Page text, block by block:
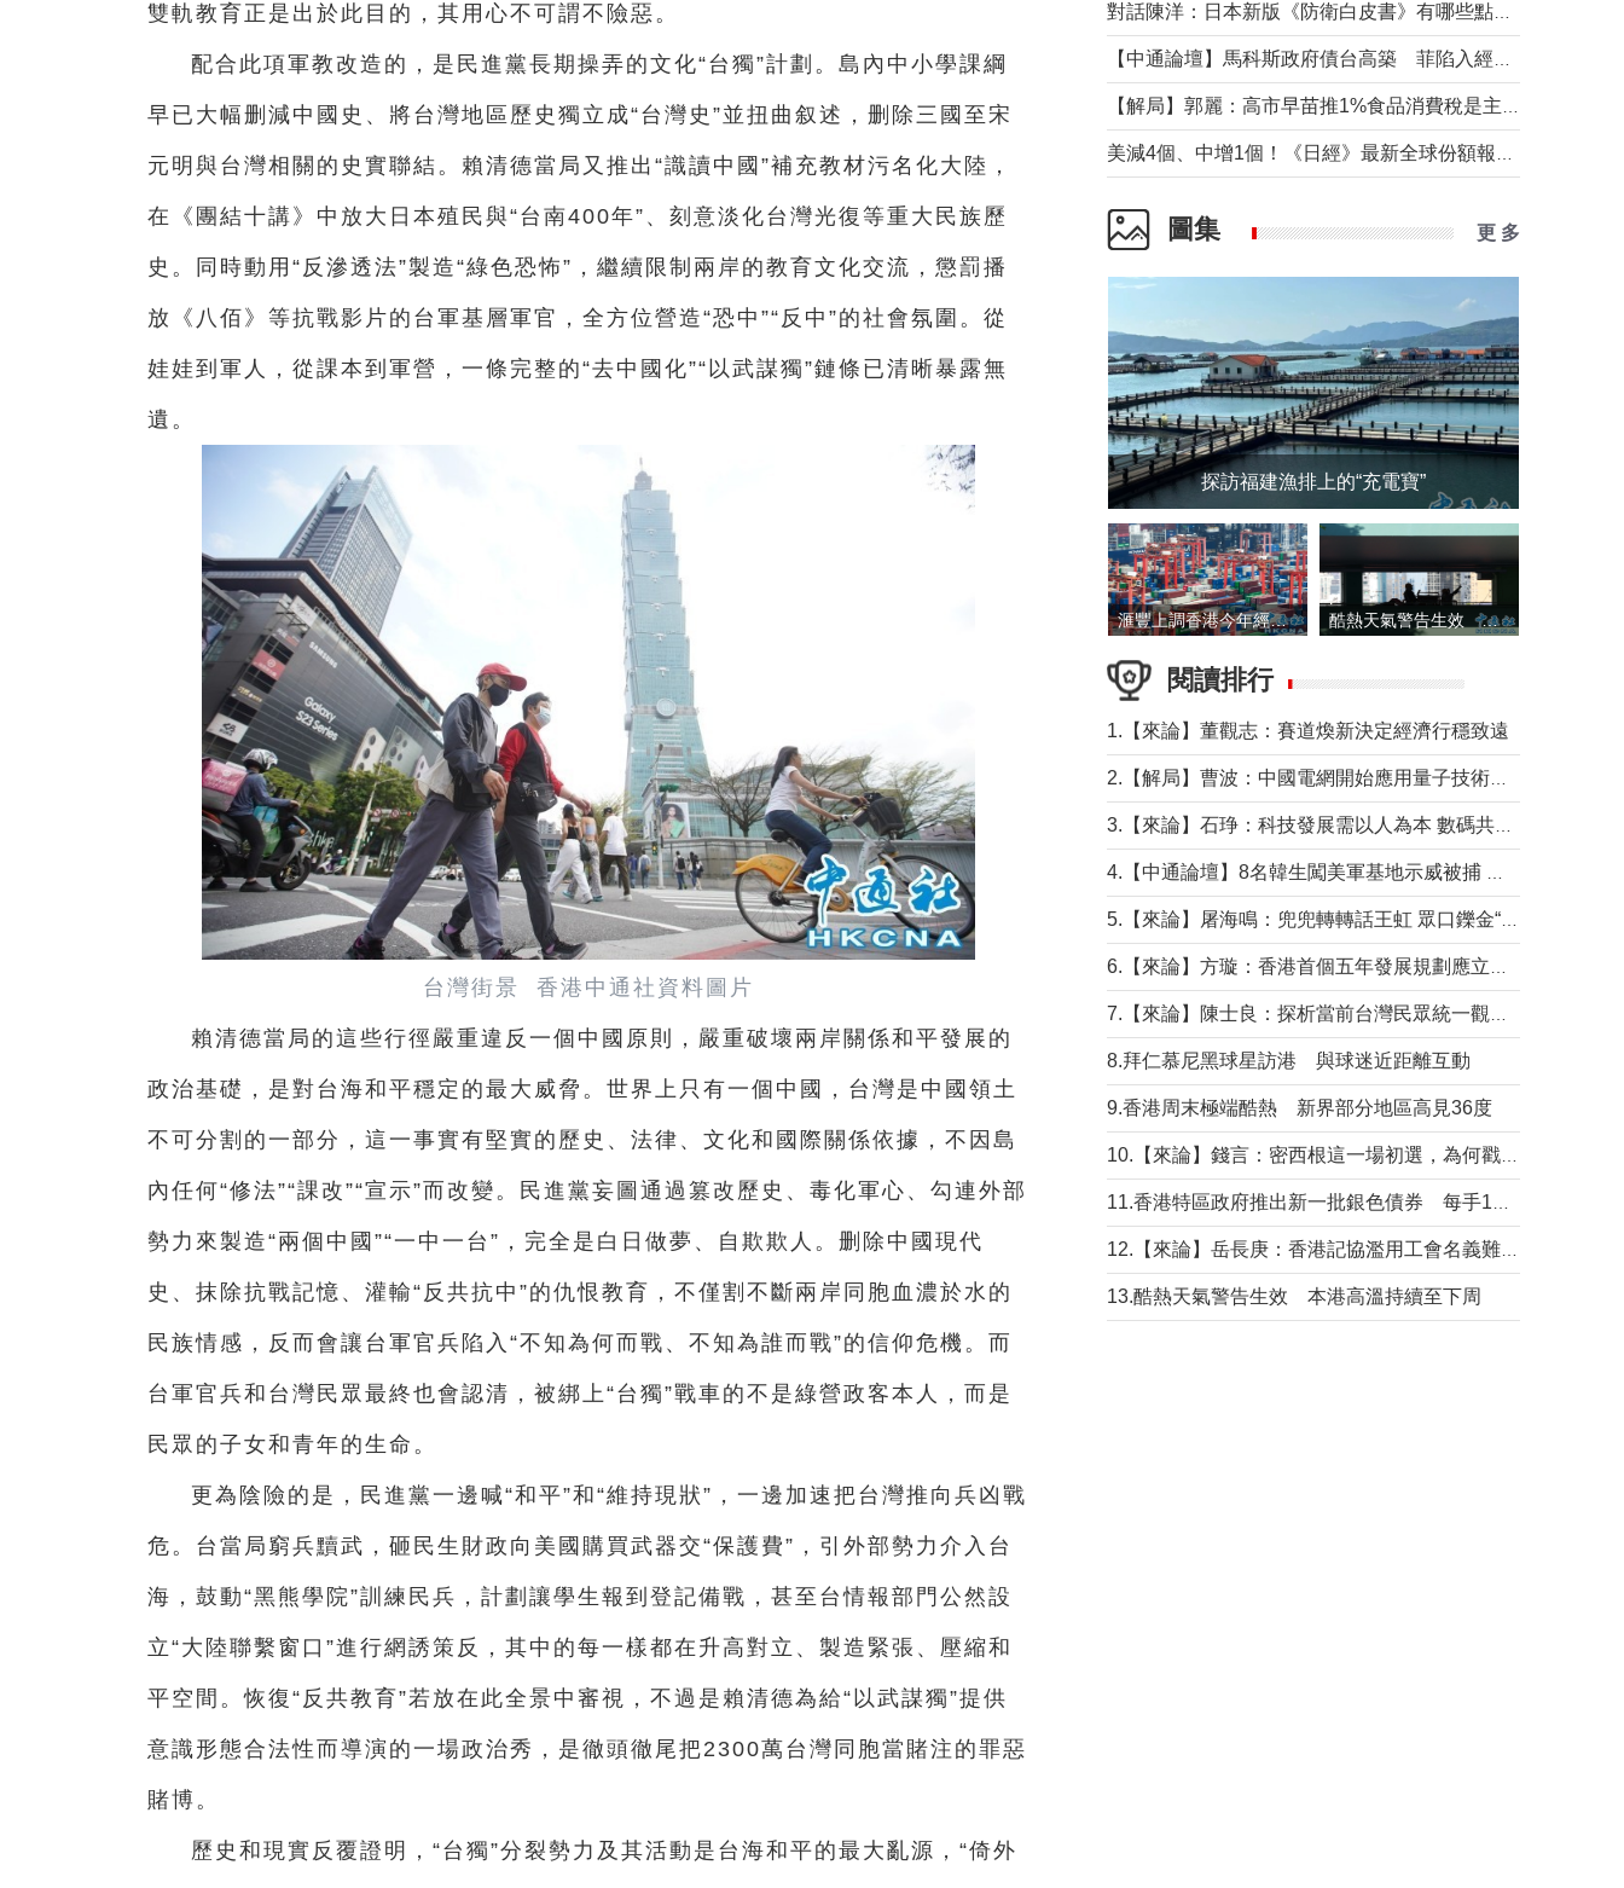
雙軌教育正是出於此目的，其用心不可謂不險惡。
配合此項軍教改造的，是民進黨長期操弄的文化“台獨”計劃。島內中小學課綱
早已大幅删減中國史、將台灣地區歷史獨立成“台灣史”並扭曲叙述，删除三國至宋
元明與台灣相關的史實聯結。賴清德當局又推出“識讀中國”補充教材污名化大陸，
在《團結十講》中放大日本殖民與“台南400年”、刻意淡化台灣光復等重大民族歷
史。同時動用“反滲透法”製造“綠色恐怖”，繼續限制兩岸的教育文化交流，懲罰播
放《八佰》等抗戰影片的台軍基層軍官，全方位營造“恐中”“反中”的社會氛圍。從
娃娃到軍人，從課本到軍營，一條完整的“去中國化”“以武謀獨”鏈條已清晰暴露無
遺。
台灣街景 香港中通社資料圖片
賴清德當局的這些行徑嚴重違反一個中國原則，嚴重破壞兩岸關係和平發展的
政治基礎，是對台海和平穩定的最大威脅。世界上只有一個中國，台灣是中國領土
不可分割的一部分，這一事實有堅實的歷史、法律、文化和國際關係依據，不因島
內任何“修法”“課改”“宣示”而改變。民進黨妄圖通過篡改歷史、毒化軍心、勾連外部
勢力來製造“兩個中國”“一中一台”，完全是白日做夢、自欺欺人。删除中國現代
史、抹除抗戰記憶、灌輸“反共抗中”的仇恨教育，不僅割不斷兩岸同胞血濃於水的
民族情感，反而會讓台軍官兵陷入“不知為何而戰、不知為誰而戰”的信仰危機。而
台軍官兵和台灣民眾最終也會認清，被綁上“台獨”戰車的不是綠營政客本人，而是
民眾的子女和青年的生命。
更為陰險的是，民進黨一邊喊“和平”和“維持現狀”，一邊加速把台灣推向兵凶戰
危。台當局窮兵黷武，砸民生財政向美國購買武器交“保護費”，引外部勢力介入台
海，鼓動“黑熊學院”訓練民兵，計劃讓學生報到登記備戰，甚至台情報部門公然設
立“大陸聯繫窗口”進行網誘策反，其中的每一樣都在升高對立、製造緊張、壓縮和
平空間。恢復“反共教育”若放在此全景中審視，不過是賴清德為給“以武謀獨”提供
意識形態合法性而導演的一場政治秀，是徹頭徹尾把2300萬台灣同胞當賭注的罪惡
賭博。
歷史和現實反覆證明，“台獨”分裂勢力及其活動是台海和平的最大亂源，“倚外
圖集 更 多
探訪福建漁排上的“充電寶”
滙豐上調香港今年經濟增長預測至4.5% 酷熱天氣警告生效 本港高溫持續至下周
閱讀排行
1.【來論】董觀志：賽道煥新決定經濟行穩致遠
8.拜仁慕尼黑球星訪港 與球迷近距離互動
9.香港周末極端酷熱 新界部分地區高見36度
13.酷熱天氣警告生效 本港高溫持續至下周